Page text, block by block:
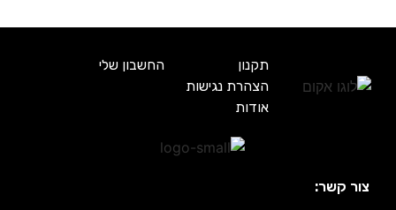
תקנון
החשבון שלי
הצהרת נגישות
אודות
צור קשר: